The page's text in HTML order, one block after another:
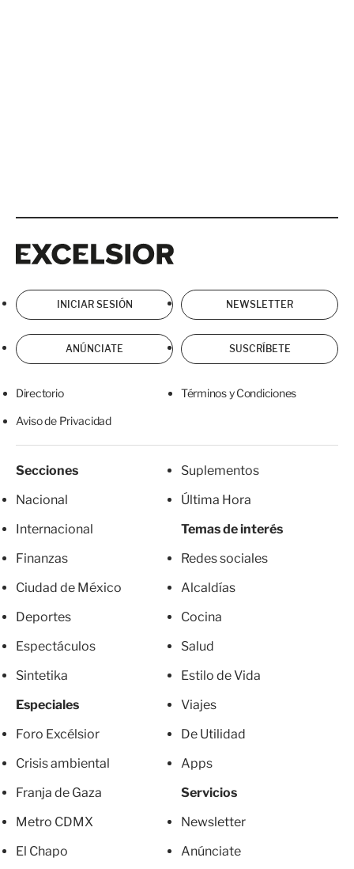
INICIAR SESIÓN NEWSLETTER
ANÚNCIATE SUSCRÍBETE
Directorio Términos y Condiciones
Aviso de Privacidad
Secciones
Nacional
Internacional
Finanzas
Ciudad de México
Deportes
Espectáculos
Sintetika
Especiales
Foro Excélsior
Crisis ambiental
Franja de Gaza
Metro CDMX
El Chapo
Suplementos
Última Hora
Temas de interés
Redes sociales
Alcaldías
Cocina
Salud
Estilo de Vida
Viajes
De Utilidad
Apps
Servicios
Newsletter
Anúnciate